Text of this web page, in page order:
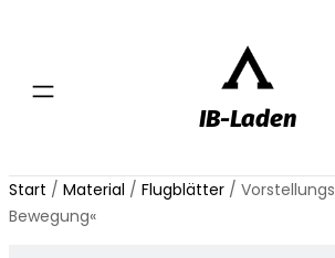
IB-Laden
Start / Material / Flugblätter /
Bewegung«